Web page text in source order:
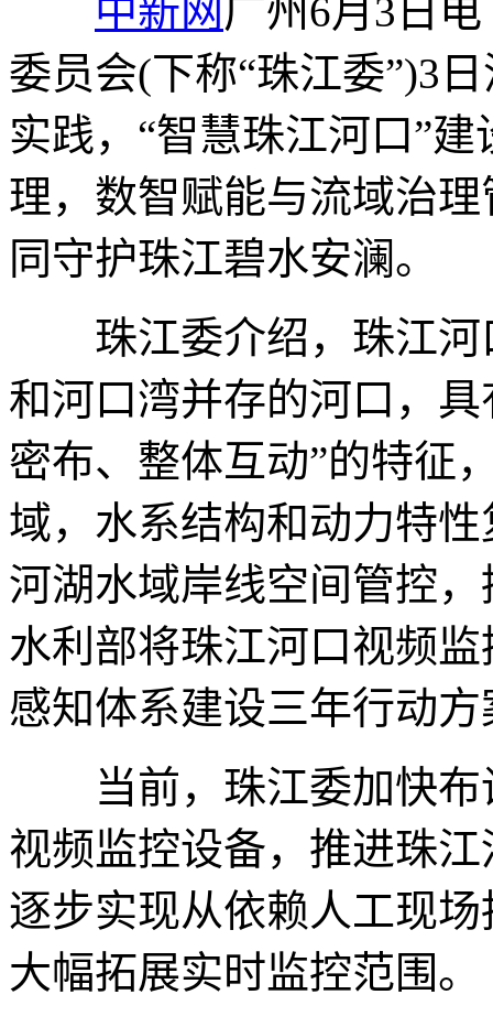
中新网 广州6月3日
委员会(下称“珠江委”)3
实践，“智慧珠江河口”
理，数智赋能与流域治
同守护珠江碧水安澜。
珠江委介绍，珠江河
和河口湾并存的河口，
密布、整体互动”的特征
域，水系结构和动力特
河湖水域岸线空间管控
水利部将珠江河口视频
感知体系建设三年行动
当前，珠江委加快布
视频监控设备，推进珠
逐步实现从依赖人工现
大幅拓展实时监控范围。